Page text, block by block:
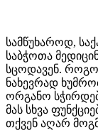
სამწუხაროდ,
საბჭოთა
სცოდავენ.
ნახევრად
ორგანო
მას სხვა
თქვენ აღარ